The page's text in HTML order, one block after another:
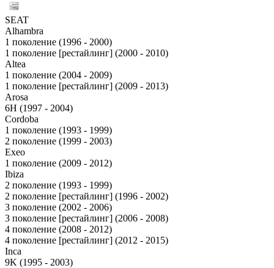
SEAT
Alhambra
1 поколение (1996 - 2000)
1 поколение [рестайлинг] (2000 - 2010)
Altea
1 поколение (2004 - 2009)
1 поколение [рестайлинг] (2009 - 2013)
Arosa
6H (1997 - 2004)
Cordoba
1 поколение (1993 - 1999)
2 поколение (1999 - 2003)
Exeo
1 поколение (2009 - 2012)
Ibiza
2 поколение (1993 - 1999)
2 поколение [рестайлинг] (1996 - 2002)
3 поколение (2002 - 2006)
3 поколение [рестайлинг] (2006 - 2008)
4 поколение (2008 - 2012)
4 поколение [рестайлинг] (2012 - 2015)
Inca
9K (1995 - 2003)